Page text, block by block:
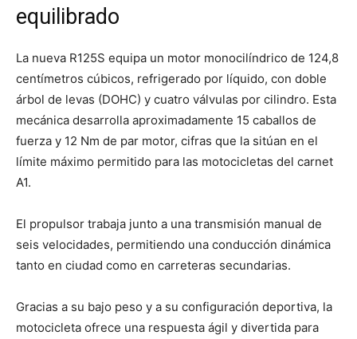
equilibrado
La nueva R125S equipa un motor monocilíndrico de 124,8
centímetros cúbicos, refrigerado por líquido, con doble
árbol de levas (DOHC) y cuatro válvulas por cilindro. Esta
mecánica desarrolla aproximadamente 15 caballos de
fuerza y 12 Nm de par motor, cifras que la sitúan en el
límite máximo permitido para las motocicletas del carnet
A1.
El propulsor trabaja junto a una transmisión manual de
seis velocidades, permitiendo una conducción dinámica
tanto en ciudad como en carreteras secundarias.
Gracias a su bajo peso y a su configuración deportiva, la
motocicleta ofrece una respuesta ágil y divertida para